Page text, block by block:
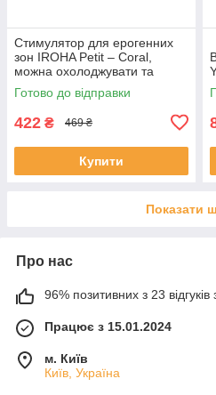
Стимулятор для ерогенних
зон IROHA Petit – Coral,
можна охолоджувати та
нагрівати
Готово до відправки
422 ₴ 469 ₴
Купити
Показати
Про нас
96% позитивних з 23 відгуків
Працює з 15.01.2024
м. Київ
Київ, Україна